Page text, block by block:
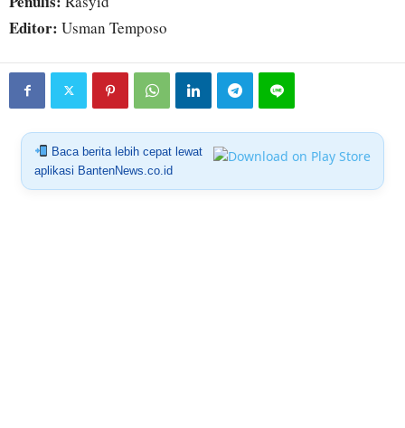
Editor: Usman Temposo
Baca berita lebih cepat lewat
aplikasi BantenNews.co.id